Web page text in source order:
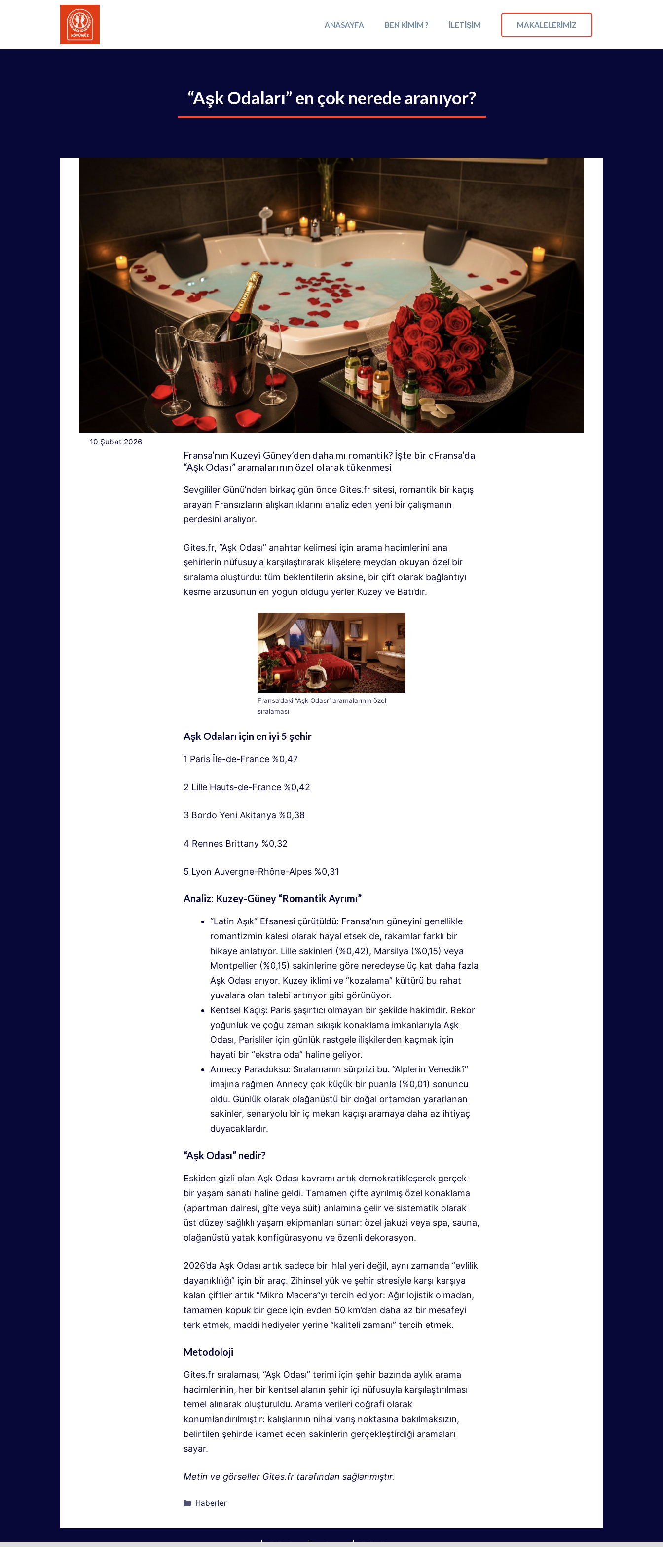
ANASAYFA BEN KIMIM ? İLETIŞIM MAKALELERIMIZ
“Aşk Odaları” en çok nerede aranıyor?
10 Şubat 2026
Fransa’nın Kuzeyi Güney’den daha mı romantik? İşte bir cFransa’da
“Aşk Odası” aramalarının özel olarak tükenmesi
Sevgililer Günü’nden birkaç gün önce Gites.fr sitesi, romantik bir kaçış
arayan Fransızların alışkanlıklarını analiz eden yeni bir çalışmanın
perdesini aralıyor.
Gites.fr, “Aşk Odası” anahtar kelimesi için arama hacimlerini ana
şehirlerin nüfusuyla karşılaştırarak klişelere meydan okuyan özel bir
sıralama oluşturdu: tüm beklentilerin aksine, bir çift olarak bağlantıyı
kesme arzusunun en yoğun olduğu yerler Kuzey ve Batı’dır.
Fransa’daki “Aşk Odası” aramalarının özel
sıralaması
Aşk Odaları için en iyi 5 şehir
1 Paris Île-de-France %0,47
2 Lille Hauts-de-France %0,42
3 Bordo Yeni Akitanya %0,38
4 Rennes Brittany %0,32
5 Lyon Auvergne-Rhône-Alpes %0,31
Analiz: Kuzey-Güney “Romantik Ayrımı”
“Latin Aşık” Efsanesi çürütüldü: Fransa’nın güneyini genellikle
romantizmin kalesi olarak hayal etsek de, rakamlar farklı bir
hikaye anlatıyor. Lille sakinleri (%0,42), Marsilya (%0,15) veya
Montpellier (%0,15) sakinlerine göre neredeyse üç kat daha fazla
Aşk Odası arıyor. Kuzey iklimi ve “kozalama” kültürü bu rahat
yuvalara olan talebi artırıyor gibi görünüyor.
Kentsel Kaçış: Paris şaşırtıcı olmayan bir şekilde hakimdir. Rekor
yoğunluk ve çoğu zaman sıkışık konaklama imkanlarıyla Aşk
Odası, Parisliler için günlük rastgele ilişkilerden kaçmak için
hayati bir “ekstra oda” haline geliyor.
Annecy Paradoksu: Sıralamanın sürprizi bu. “Alplerin Venedik’i”
imajına rağmen Annecy çok küçük bir puanla (%0,01) sonuncu
oldu. Günlük olarak olağanüstü bir doğal ortamdan yararlanan
sakinler, senaryolu bir iç mekan kaçışı aramaya daha az ihtiyaç
duyacaklardır.
“Aşk Odası” nedir?
Eskiden gizli olan Aşk Odası kavramı artık demokratikleşerek gerçek
bir yaşam sanatı haline geldi. Tamamen çifte ayrılmış özel konaklama
(apartman dairesi, gîte veya süit) anlamına gelir ve sistematik olarak
üst düzey sağlıklı yaşam ekipmanları sunar: özel jakuzi veya spa, sauna,
olağanüstü yatak konfigürasyonu ve özenli dekorasyon.
2026’da Aşk Odası artık sadece bir ihlal yeri değil, aynı zamanda “evlilik
dayanıklılığı” için bir araç. Zihinsel yük ve şehir stresiyle karşı karşıya
kalan çiftler artık “Mikro Macera”yı tercih ediyor: Ağır lojistik olmadan,
tamamen kopuk bir gece için evden 50 km’den daha az bir mesafeyi
terk etmek, maddi hediyeler yerine “kaliteli zamanı” tercih etmek.
Metodoloji
Gites.fr sıralaması, “Aşk Odası” terimi için şehir bazında aylık arama
hacimlerinin, her bir kentsel alanın şehir içi nüfusuyla karşılaştırılması
temel alınarak oluşturuldu. Arama verileri coğrafi olarak
konumlandırılmıştır: kalışlarının nihai varış noktasına bakılmaksızın,
belirtilen şehirde ikamet eden sakinlerin gerçekleştirdiği aramaları
sayar.
Metin ve görseller Gites.fr tarafından sağlanmıştır.
Kategoriler
Haberler
2026 | Köyümüz © | Gezi Blogu | Köyümüz@aol.com